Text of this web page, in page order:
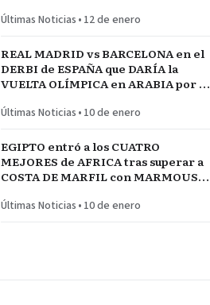
Últimas Noticias • 12 de enero
REAL MADRID vs BARCELONA en el
DERBI de ESPAÑA que DARÍA la
VUELTA OLÍMPICA en ARABIA por el
Últimas Noticias • 10 de enero
EGIPTO entró a los CUATRO
MEJORES de AFRICA tras superar a
COSTA DE MARFIL con MARMOUSH
Últimas Noticias • 10 de enero